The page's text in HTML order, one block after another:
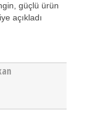
güçlü ürün
açıkladı